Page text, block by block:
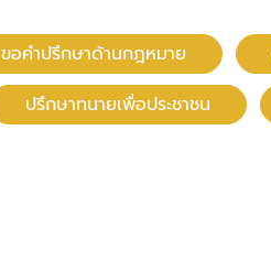
ขอคำปรึกษาด้านกฎหมาย
ปรึกษาทนายเพื่อประชาชน